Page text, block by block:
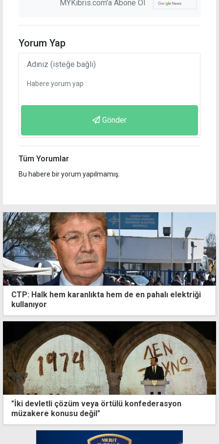
MYKibris.com'a Abone Ol
Yorum Yap
Gönder
Tüm Yorumlar
Bu habere bir yorum yapılmamış.
CTP: Halk hem karanlıkta hem de en pahalı elektriği
kullanıyor
"İki devletli çözüm veya örtülü konfederasyon
müzakere konusu değil"